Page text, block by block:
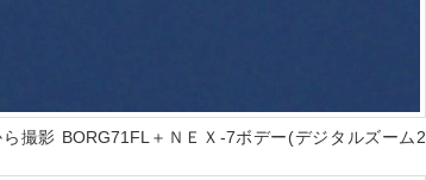
影 BORG71FL＋ＮＥＸ-7ボデー(デジタルズーム2